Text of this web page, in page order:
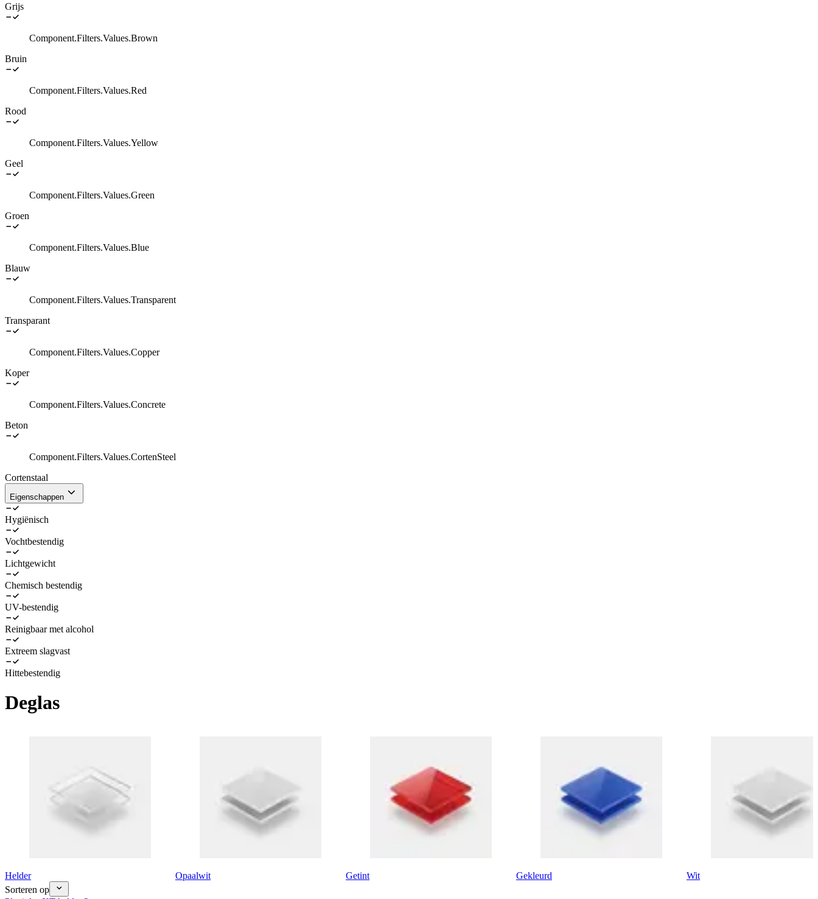
Grijs
Component.Filters.Values.Brown
Bruin
Component.Filters.Values.Red
Rood
Component.Filters.Values.Yellow
Geel
Component.Filters.Values.Green
Groen
Component.Filters.Values.Blue
Blauw
Component.Filters.Values.Transparent
Transparant
Component.Filters.Values.Copper
Koper
Component.Filters.Values.Concrete
Beton
Component.Filters.Values.CortenSteel
Cortenstaal
Eigenschappen
Hygiënisch
Vochtbestendig
Lichtgewicht
Chemisch bestendig
UV-bestendig
Reinigbaar met alcohol
Extreem slagvast
Hittebestendig
Deglas
Helder Opaalwit Getint Gekleurd
Wit
Sorteren op